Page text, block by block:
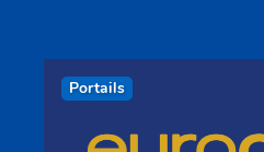
Portails